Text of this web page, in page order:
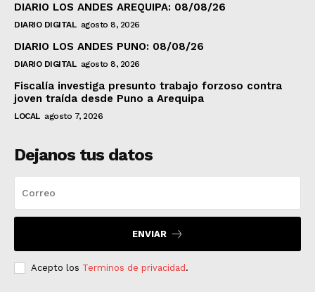
DIARIO LOS ANDES AREQUIPA: 08/08/26
DIARIO DIGITAL agosto 8, 2026
DIARIO LOS ANDES PUNO: 08/08/26
DIARIO DIGITAL agosto 8, 2026
Fiscalía investiga presunto trabajo forzoso contra
joven traída desde Puno a Arequipa
LOCAL agosto 7, 2026
Dejanos tus datos
ENVIAR
Acepto los Terminos de privacidad .